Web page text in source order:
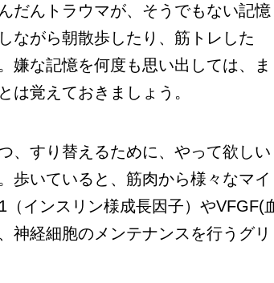
だんトラウマが、そうでもない記憶
ながら朝散歩したり、筋トレした
嫌な記憶を何度も思い出しては、ま
は覚えておきましょう。
、すり替えるために、やって欲しい
歩いていると、筋肉から様々なマイ
インスリン様成長因子）やVFGF(
神経細胞のメンテナンスを行うグリ